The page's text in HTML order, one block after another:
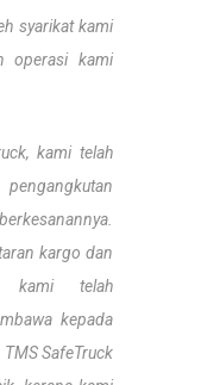
syarikat kami
operasi kami
kami telah
kargo dan
kami telah
kepada
SafeTruck